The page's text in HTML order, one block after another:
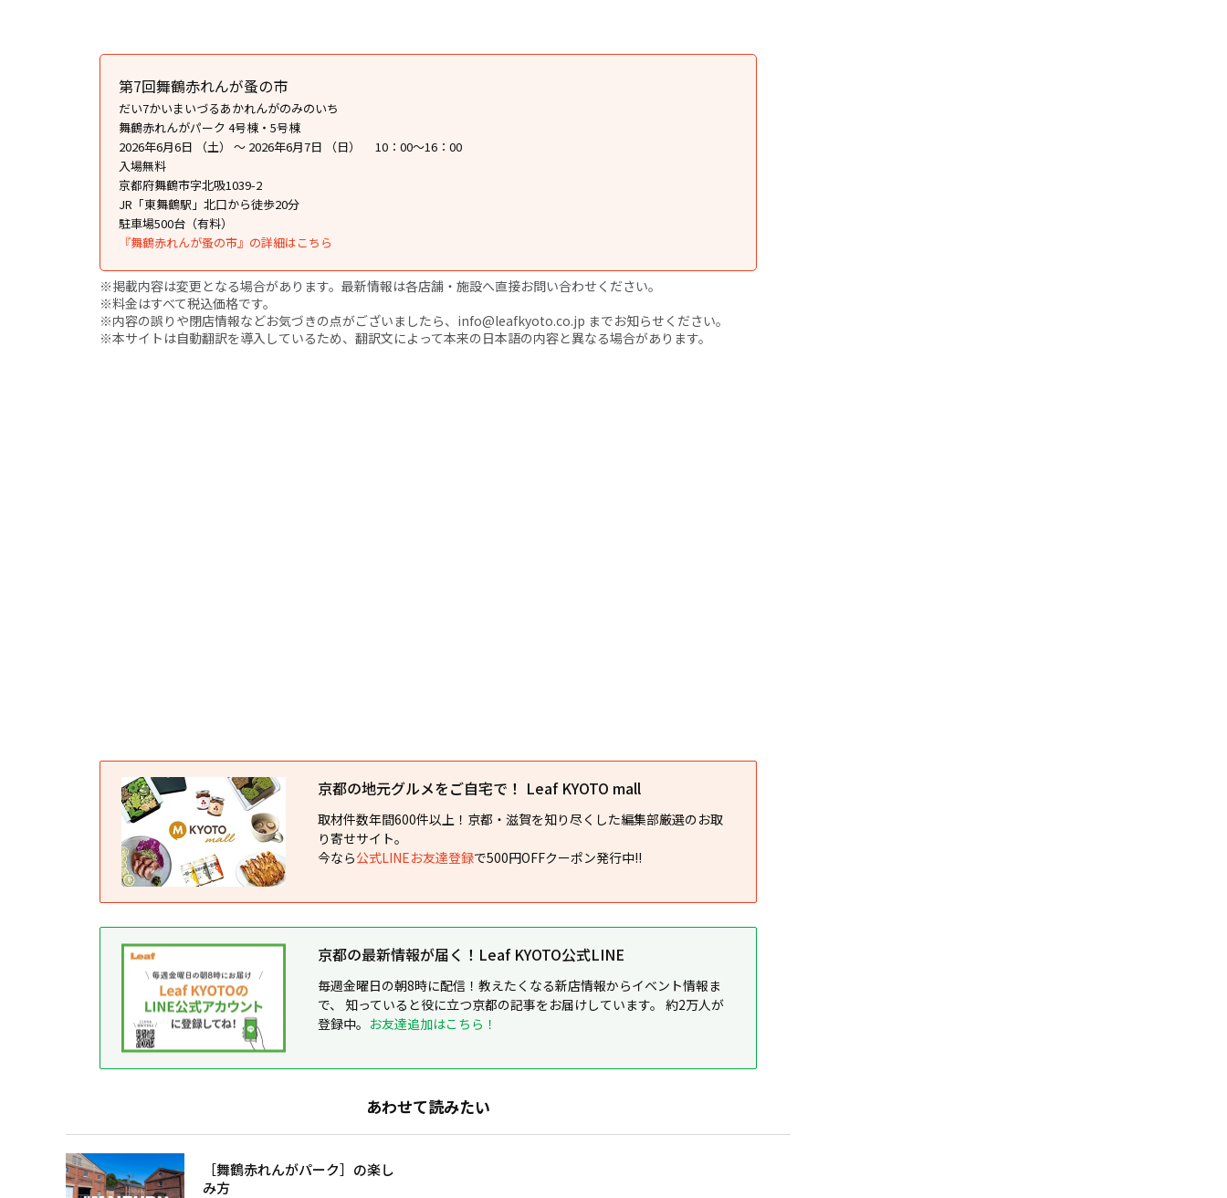
第7回舞鶴赤れんが蚤の市
だい7かいまいづるあかれんがのみのいち
舞鶴赤れんがパーク 4号棟・5号棟
2026年6月6日 （土） ～ 2026年6月7日 （日） 10：00〜16：00
入場無料
京都府舞鶴市字北吸1039-2
JR「東舞鶴駅」北口から徒歩20分
駐車場500台（有料）
『舞鶴赤れんが蚤の市』の詳細はこちら
※掲載内容は変更となる場合があります。最新情報は各店舗・施設へ直接お問い合わせください。
※料金はすべて税込価格です。
※内容の誤りや閉店情報などお気づきの点がございましたら、info@leafkyoto.co.jp までお知らせください。
※本サイトは自動翻訳を導入しているため、翻訳文によって本来の日本語の内容と異なる場合があります。
京都の地元グルメをご自宅で！ Leaf KYOTO mall
取材件数年間600件以上！京都・滋賀を知り尽くした編集部厳選のお取
り寄せサイト。
今なら公式LINEお友達登録で500円OFFクーポン発行中!!
京都の最新情報が届く！Leaf KYOTO公式LINE
毎週金曜日の朝8時に配信！教えたくなる新店情報からイベント情報ま
で、 知っていると役に立つ京都の記事をお届けしています。 約2万人が
登録中。 お友達追加はこちら！
あわせて読みたい
［舞鶴赤れんがパーク］の楽し
み方